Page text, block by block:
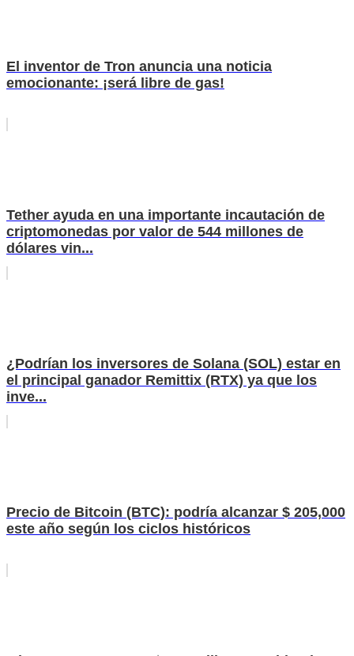
El inventor de Tron anuncia una noticia
emocionante: ¡será libre de gas!
Tether ayuda en una importante incautación de
criptomonedas por valor de 544 millones de
dólares vin...
¿Podrían los inversores de Solana (SOL) estar en
el principal ganador Remittix (RTX) ya que los
inve...
Precio de Bitcoin (BTC): podría alcanzar $ 205,000
este año según los ciclos históricos